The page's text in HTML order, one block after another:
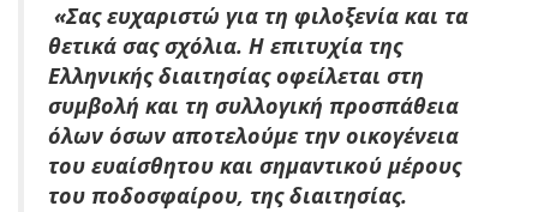
«Σας ευχαριστώ για τη φιλοξενία και τα
θετικά σας σχόλια. Η επιτυχία της
Ελληνικής διαιτησίας οφείλεται στη
συμβολή και τη συλλογική προσπάθεια
όλων όσων αποτελούμε την οικογένεια
του ευαίσθητου και σημαντικού μέρους
του ποδοσφαίρου, της διαιτησίας.